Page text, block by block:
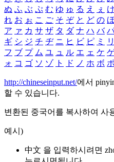
ぬ ふ ぶ ぷ む ゆ ゅ る え ぇ け
れ お ぉ こ ご そ ぞ と ど の ほ
ア ァ カ サ ザ タ ダ ナ ハ バ
ギ シ ジ チ ヂ ニ ヒ ビ ピ ミ リ
フ ブ プ ム ユ ュ ル エ ェ ケ
ォ コ ゴ ソ ゾ ト ド ノ ホ ボ ポ
http://chineseinput.net/에서
할 수 있습니다.
변환된 중국어를 복사하여 사
예시)
中文 을 입력하시려면